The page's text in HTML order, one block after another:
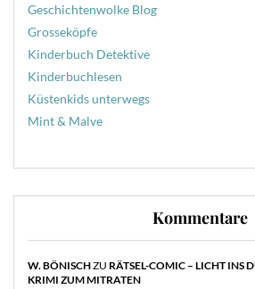
Geschichtenwolke Blog
Grosseköpfe
Kinderbuch Detektive
Kinderbuchlesen
Küstenkids unterwegs
Mint & Malve
Kommentare
W. BÖNISCHZU RÄTSEL-COMIC – LICHT INS
KRIMI ZUM MITRATEN